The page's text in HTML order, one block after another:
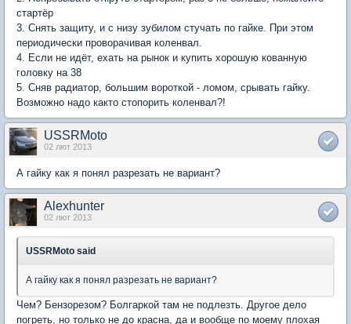
стартёр
3. Снять защиту, и с низу зубилом стучать по гайке. При этом
периодически проворачивая коленвал.
4. Если не идёт, ехать на рынок и купить хорошую кованную
головку на 38
5. Сняв радиатор, большим вороткой - ломом, срывать гайку.
Возможно надо както стопорить коленвал?!
USSRMoto
02 лют 2013
А гайку как я понял разрезать не вариант?
Alexhunter
02 лют 2013
USSRMoto said
А гайку как я понял разрезать не вариант?
Чем? Бензорезом? Болгаркой там не подлезть. Другое дело
погреть, но только не до красна, да и вообще по моему плохая